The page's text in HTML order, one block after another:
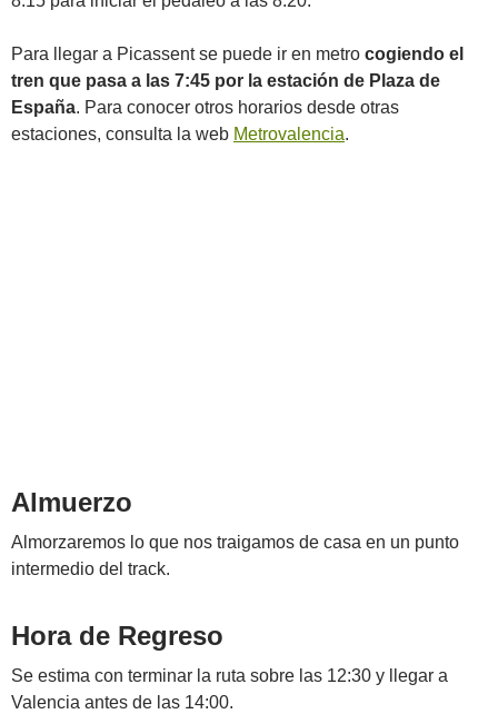
Para llegar a Picassent se puede ir en metro cogiendo el
tren que pasa a las 7:45 por la estación de Plaza de
España. Para conocer otros horarios desde otras
estaciones, consulta la web Metrovalencia.
Almuerzo
Almorzaremos lo que nos traigamos de casa en un punto
intermedio del track.
Hora de Regreso
Se estima con terminar la ruta sobre las 12:30 y llegar a
Valencia antes de las 14:00.